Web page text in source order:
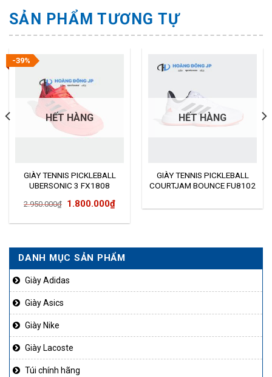
DANH MỤC SẢN PHẨM
Giày Adidas
Giày Asics
Giày Nike
Giày Lacoste
Túi chính hãng
SẢN PHẨM TƯƠNG TỰ
-39%
HẾT HÀNG
GIÀY TENNIS PICKLEBALL
UBERSONIC 3 FX1808
2.950.000₫ Giá
2.950.000₫.
1.800.000₫Giá
là:
1.800.000₫.
HẾT HÀNG
GIÀY TENNIS PICKLEBALL
COURTJAM BOUNCE FU8102